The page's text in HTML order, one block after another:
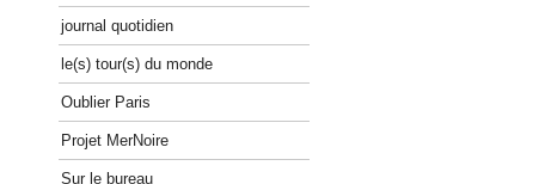
journal quotidien
le(s) tour(s) du monde
Oublier Paris
Projet MerNoire
Sur le bureau